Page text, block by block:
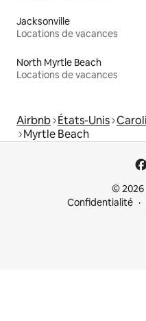
Jacksonville
Locations de vacances
North Myrtle Beach
Locations de vacances
Airbnb États-Unis
Myrtle Beach
© 2026
Confidentialité